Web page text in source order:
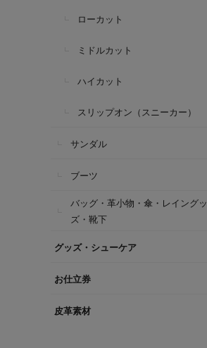
ローカット
ミドルカット
ハイカット
スリップオン（スニーカー）
サンダル
ブーツ
バッグ・革小物・傘・レイングッ
ズ・靴下
グッズ・シューケア
お仕立券
皮革素材